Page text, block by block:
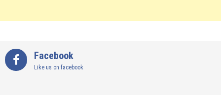
Facebook
Like us on facebook